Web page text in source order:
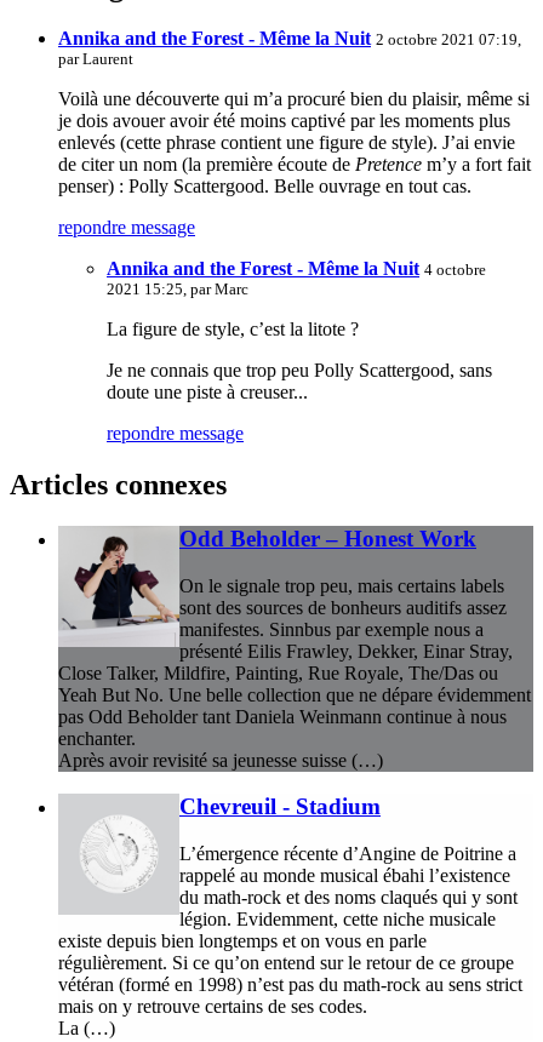
Annika and the Forest - Même la Nuit 2 octobre 2021 07:19,
parLaurent
Voilà une découverte qui m’a procuré bien du plaisir, même si
je dois avouer avoir été moins captivé par les moments plus
enlevés (cette phrase contient une figure de style). J’ai envie
de citer un nom (la première écoute de Pretence m’y a fort fait
penser) : Polly Scattergood. Belle ouvrage en tout cas.
repondre message
Annika and the Forest - Même la Nuit 4 octobre
2021 15:25, parMarc
La figure de style, c’est la litote ?
Je ne connais que trop peu Polly Scattergood, sans
doute une piste à creuser...
repondre message
Articles connexes
Odd Beholder – Honest Work
On le signale trop peu, mais certains labels
sont des sources de bonheurs auditifs assez
manifestes. Sinnbus par exemple nous a
présenté Eilis Frawley, Dekker, Einar Stray,
Close Talker, Mildfire, Painting, Rue Royale, The/Das ou
Yeah But No. Une belle collection que ne dépare évidemment
pas Odd Beholder tant Daniela Weinmann continue à nous
enchanter.
Après avoir revisité sa jeunesse suisse (…)
Chevreuil - Stadium
L’émergence récente d’Angine de Poitrine a
rappelé au monde musical ébahi l’existence
du math-rock et des noms claqués qui y sont
légion. Evidemment, cette niche musicale
existe depuis bien longtemps et on vous en parle
régulièrement. Si ce qu’on entend sur le retour de ce groupe
vétéran (formé en 1998) n’est pas du math-rock au sens strict
mais on y retrouve certains de ses codes.
La (…)